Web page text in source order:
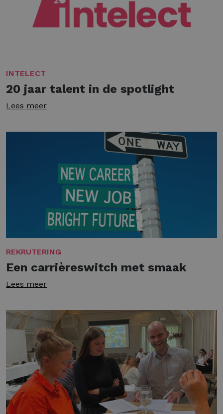
INTELECT
20 jaar talent in de spotlight
Lees meer
REKRUTERING
Een carrièreswitch met smaak
Lees meer